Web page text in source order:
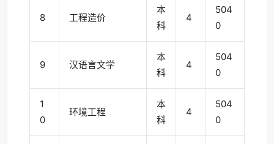
8 工程造价
本
科
4
504
0
9 汉语言文学
本
科
4
504
0
1
0
环境工程
本
科
4
504
0